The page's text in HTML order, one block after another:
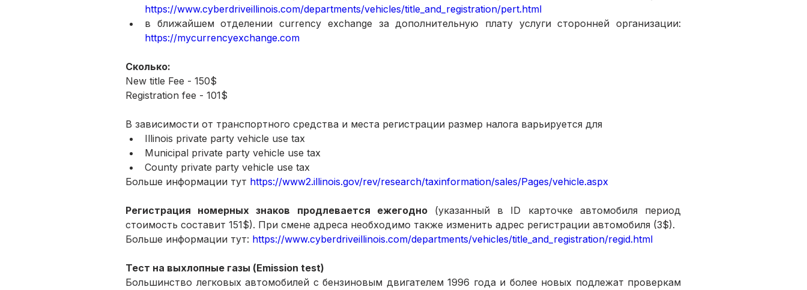
https://www.cyberdriveillinois.com/departments/vehicles/title_and_registration/pert.html
https://mycurrencyexchange.com
Сколько:
New title Fee - 150$
Registration fee - 101$
В зависимости от транспортного средства и места регистрации размер налога варьируется для
Illinois private party vehicle use tax
Municipal private party vehicle use tax
County private party vehicle use tax
Больше информации тут https://www2.illinois.gov/rev/research/taxinformation/sales/Pages/vehicle.aspx
Регистрация номерных знаков продлевается ежегодно (указанный в ID карточке автомобиля период
стоимость составит 151$). При смене адреса необходимо также изменить адрес регистрации автомобиля (3$).
Больше информации тут: https://www.cyberdriveillinois.com/departments/vehicles/title_and_registration/regid.html
Тест на выхлопные газы (Emission test)
Большинство легковых автомобилей с бензиновым двигателем 1996 года и более новых подлежат проверкам